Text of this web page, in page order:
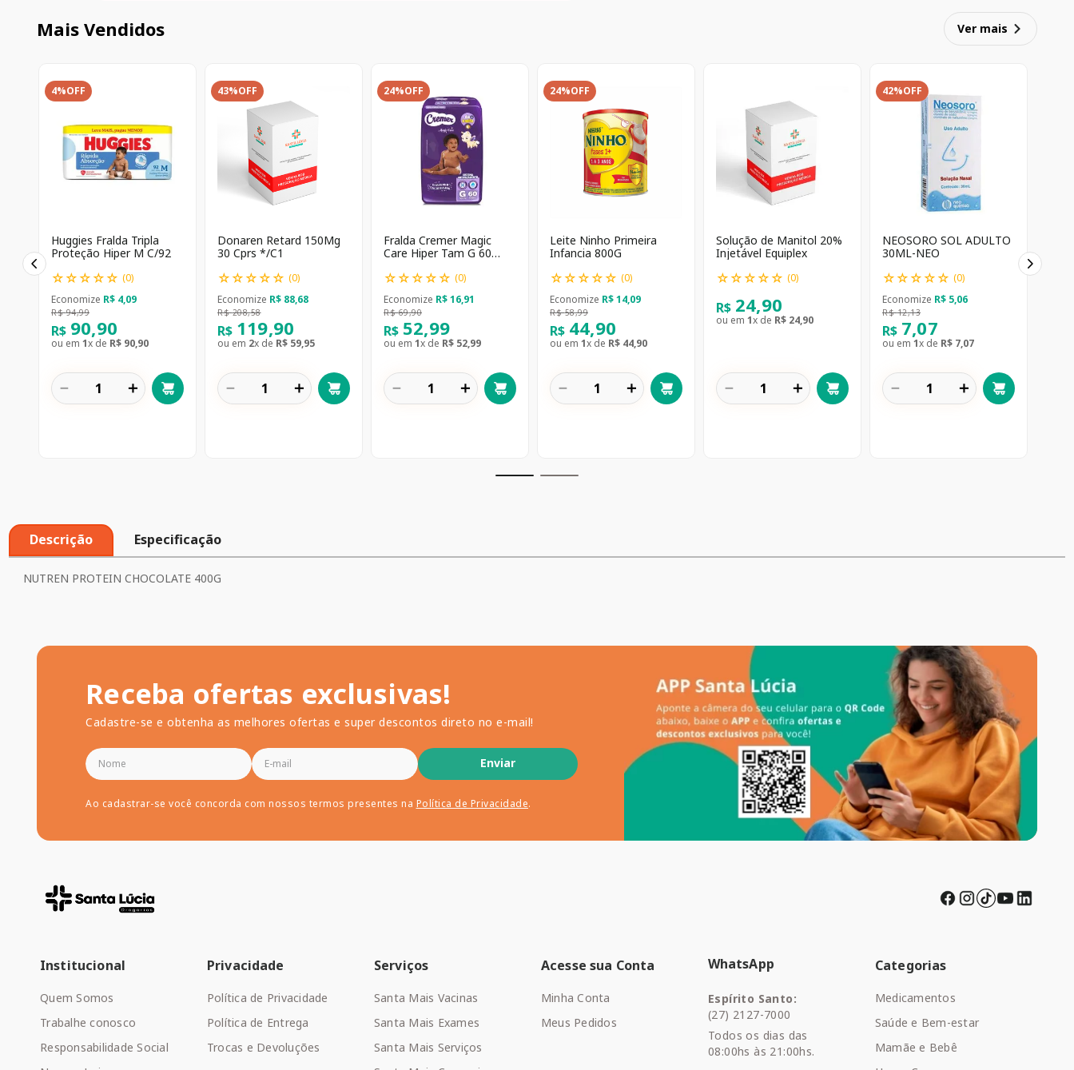
Mais Vendidos Ver mais
4%OFF
Huggies Fralda Tripla
Proteção Hiper M C/92
☆☆☆☆☆ (0)
Economize R$ 4,09
R$ 94,99
R$ 90,90
ou em 1x de R$ 90,90
＋
－
43%OFF
Donaren Retard 150Mg
30 Cprs */C1
☆☆☆☆☆ (0)
Economize R$ 88,68
R$ 208,58
R$ 119,90
ou em 2x de R$ 59,95
＋
－
24%OFF
Fralda Cremer Magic
Care Hiper Tam G 60
☆☆☆☆☆ (0)
Economize R$16,91
R$ 69,90
R$ 52,99
ou em 1x de R$ 52,99
＋
－
24%OFF
Leite Ninho Primeira
Infancia 800G
☆☆☆☆☆ (0)
Economize R$14,09
R$ 58,99
R$ 44,90
ou em 1x de R$ 44,90
＋
－
Solução de Manitol 20%
Injetável Equiplex
☆☆☆☆☆ (0)
R$ 24,90
ou em 1x de R$ 24,90
＋
－
42%OFF
NEOSORO SOL ADULTO
30ML-NEO
☆☆☆☆☆ (0)
Economize R$ 5,06
R$ 12,13
R$ 7,07
ou em 1x de R$ 7,07
＋
－
Descrição Especificação
NUTREN PROTEIN CHOCOLATE 400G
Receba ofertas exclusivas!
Cadastre-se e obtenha as melhores ofertas e super descontos direto no e-mail!
Enviar
Ao cadastrar-se você concorda com nossos termos presentes na Política de Privacidade.
Institucional
Quem Somos
Trabalhe conosco
Responsabilidade Social
Privacidade
Política de Privacidade
Política de Entrega
Trocas e Devoluções
Serviços
Santa Mais Vacinas
Santa Mais Exames
Santa Mais Serviços
Acesse sua Conta
Minha Conta
Meus Pedidos
WhatsApp
Espírito Santo:
(27) 2127-7000
Todos os dias das
08:00hs às 21:00hs.
Categorias
Medicamentos
Saúde e Bem-estar
Mamãe e Bebê